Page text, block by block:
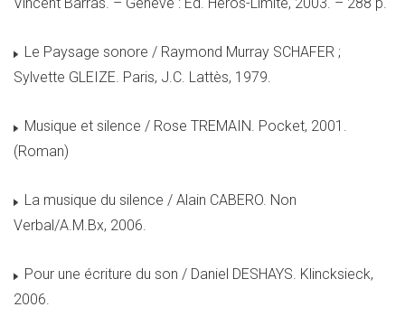
Le Paysage sonore / Raymond Murray SCHAFER ;
Sylvette GLEIZE. Paris, J.C. Lattès, 1979.
Musique et silence / Rose TREMAIN. Pocket, 2001.
(Roman)
La musique du silence / Alain CABERO. Non
Verbal/A.M.Bx, 2006.
Pour une écriture du son / Daniel DESHAYS. Klincksieck,
2006.